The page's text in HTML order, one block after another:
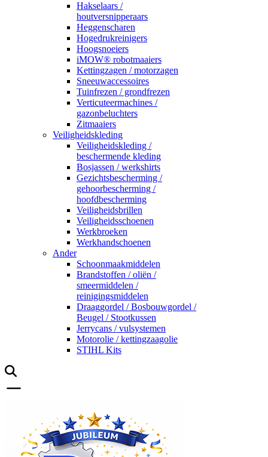
Hakselaars /
houtversnipperaars
Heggenscharen
Hogedrukreinigers
Hoogsnoeiers
iMOW® robotmaaiers
Kettingzagen / motorzagen
Sneeuwaccessoires
Tuinfrezen / grondfrezen
Verticuteermachines /
gazonbeluchters
Zitmaaiers
Veiligheidskleding
Veiligheidskleding /
beschermende kleding
Bosjassen / werkshirts
Gezichtsbescherming /
gehoorbescherming /
hoofdbescherming
Veiligheidsbrillen
Veiligheidsschoenen
Werkbroeken
Werkhandschoenen
Ander
Schoonmaakmiddelen
Brandstoffen / oliën /
smeermiddelen /
reinigingsmiddelen
Draaggordel / Bosbouwgordel /
Beugel / Stootkussen
Jerrycans / vulsystemen
Motorolie / kettingzaagolie
STIHL Kits